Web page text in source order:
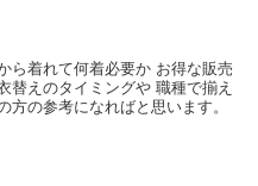
ら着れて何着必要か お得な販売
替えのタイミングや 職種で揃え
の参考になればと思います。